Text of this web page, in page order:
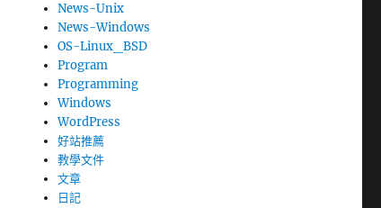
News-Unix
News-Windows
OS-Linux_BSD
Program
Programming
Windows
WordPress
好站推薦
教學文件
文章
日記